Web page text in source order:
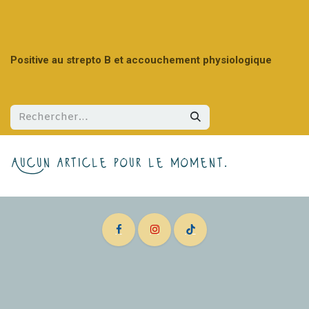
Positive au strepto B et accouchement physiologique
Aucun article pour le moment.